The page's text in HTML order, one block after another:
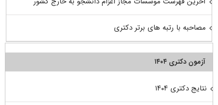
مصاحبه با رتبه های برتر دکتری
آزمون دکتری ۱۴۰۴
نتایج دکتری ۱۴۰۴